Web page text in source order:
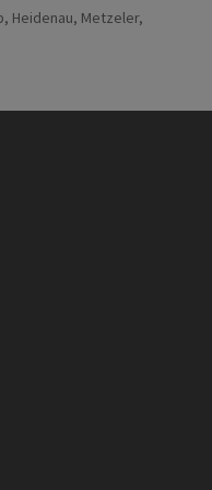
Heidenau, Metzeler,